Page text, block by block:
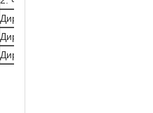
Директивное РоХС 2002/95/ЭК
Директивное РоХС 2006/122/ЭК
Директивное РоХС 2006/122/ЭК